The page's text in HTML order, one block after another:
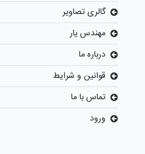
گالری تصاویر
مهندس یار
درباره ما
قوانین و شرایط
تماس با ما
ورود